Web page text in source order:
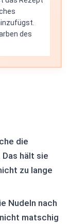
des
die
Das hält sie
zu lange
Nudeln nach
matschig